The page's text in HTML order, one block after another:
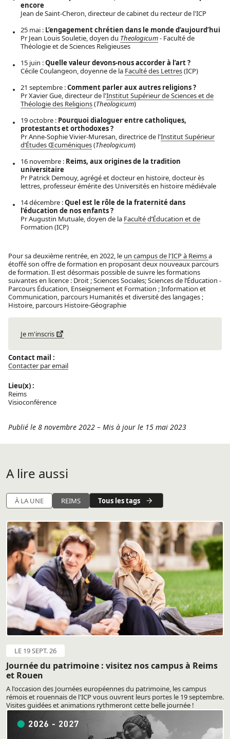
encore
Jean de Saint-Cheron, directeur de cabinet du recteur de l'ICP
25 mai : L’engagement chrétien dans le monde d’aujourd’hui
Pr Jean Louis Souletie, doyen du Theologicum- Faculté de
Théologie et de Sciences Religieuses
15 juin :Quelle valeur devons-nous accorder à l’art ?
Cécile Coulangeon, doyenne de la Faculté des Lettres(ICP)
21 septembre :Comment parler aux autres religions ?
Pr Xavier Gue, directeur de l'Institut Supérieur de Sciences et de
Théologie des Religions(Theologicum)
19 octobre : Pourquoi dialoguer entre catholiques,
protestants et orthodoxes ?
Pr Anne-Sophie Vivier-Muresan, directrice de l'Institut Supérieur
d’Études Œcuméniques(Theologicum)
16 novembre : Reims, aux origines de la tradition
universitaire
Pr Patrick Demouy, agrégé et docteur en histoire, docteur ès
lettres, professeur émérite des Universités en histoire médiévale
14 décembre :Quel est le rôle de la fraternité dans
l’éducation de nos enfants ?
Pr Augustin Mutuale, doyen de la Faculté d’Éducation et de
Formation (ICP)
Pour sa deuxième rentrée, en 2022, le un campus de l'ICP à Reimsa
étoffé son offre de formation en proposant deux nouveaux parcours
de formation. Il est désormais possible de suivre les formations
suivantes en licence : Droit ; Sciences Sociales; Sciences de l’Éducation -
Parcours Éducation, Enseignement et Formation ; Information et
Communication, parcours Humanités et diversité des langages ;
Histoire, parcours Histoire-Géographie
Je m'inscris
Contact mail :
Contacter par email
Lieu(x) :
Reims
Visioconférence
Publié le 8 novembre 2022 – Mis à jour le 15 mai 2023
A lire aussi
À LA UNE REIMS Tous les tags
LE 19 SEPT. 26
Journée du patrimoine : visitez nos campus à Reims
et Rouen
A l'occasion des Journées européennes du patrimoine, les campus
rémois et rouennais de l'ICP vous ouvrent leurs portes le 19 septembre.
Visites guidées et animations rythmeront cette belle journée !